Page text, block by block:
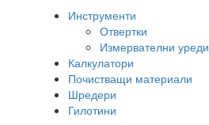
Инструменти
Отвертки
Измервателни уреди
Калкулатори
Почистващи материали
Шредери
Гилотини